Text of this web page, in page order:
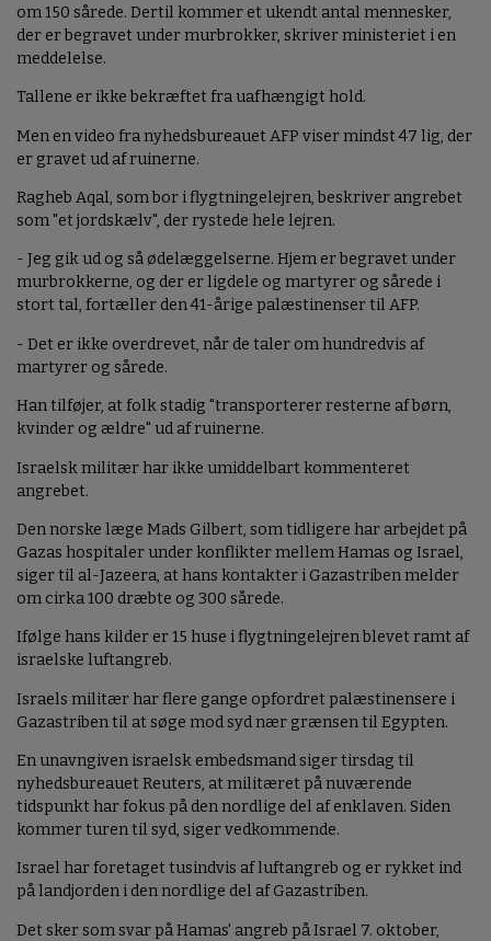
om 150 sårede. Dertil kommer et ukendt antal mennesker,
der er begravet under murbrokker, skriver ministeriet i en
meddelelse.
Tallene er ikke bekræftet fra uafhængigt hold.
Men en video fra nyhedsbureauet AFP viser mindst 47 lig, der
er gravet ud af ruinerne.
Ragheb Aqal, som bor i flygtningelejren, beskriver angrebet
som "et jordskælv", der rystede hele lejren.
- Jeg gik ud og så ødelæggelserne. Hjem er begravet under
murbrokkerne, og der er ligdele og martyrer og sårede i
stort tal, fortæller den 41-årige palæstinenser til AFP.
- Det er ikke overdrevet, når de taler om hundredvis af
martyrer og sårede.
Han tilføjer, at folk stadig "transporterer resterne af børn,
kvinder og ældre" ud af ruinerne.
Israelsk militær har ikke umiddelbart kommenteret
angrebet.
Den norske læge Mads Gilbert, som tidligere har arbejdet på
Gazas hospitaler under konflikter mellem Hamas og Israel,
siger til al-Jazeera, at hans kontakter i Gazastriben melder
om cirka 100 dræbte og 300 sårede.
Ifølge hans kilder er 15 huse i flygtningelejren blevet ramt af
israelske luftangreb.
Israels militær har flere gange opfordret palæstinensere i
Gazastriben til at søge mod syd nær grænsen til Egypten.
En unavngiven israelsk embedsmand siger tirsdag til
nyhedsbureauet Reuters, at militæret på nuværende
tidspunkt har fokus på den nordlige del af enklaven. Siden
kommer turen til syd, siger vedkommende.
Israel har foretaget tusindvis af luftangreb og er rykket ind
på landjorden i den nordlige del af Gazastriben.
Det sker som svar på Hamas' angreb på Israel 7. oktober,